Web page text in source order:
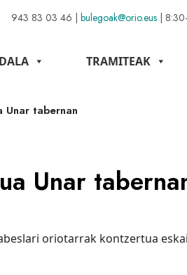
943 83 03 46 | bulegoak@orio.eus |
TRAMITEAK
Unar tabernan
Unar
oriotarrak kontzertua